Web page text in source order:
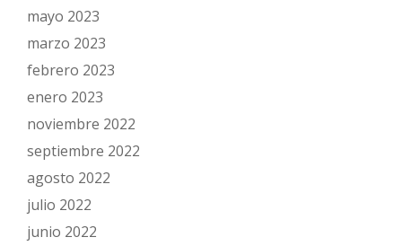
mayo 2023
marzo 2023
febrero 2023
enero 2023
noviembre 2022
septiembre 2022
agosto 2022
julio 2022
junio 2022